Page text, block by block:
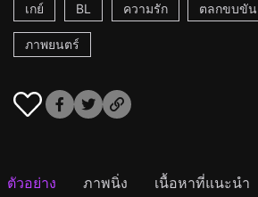
เกย์
BL ความรัก ตลกขบขัน
ภาพยนตร์
ตัวอย่าง ภาพนิ่ง เนื้อหาที่แนะนำ